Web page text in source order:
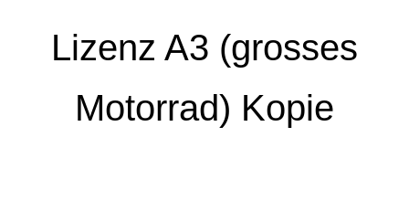
Lizenz A3 (grosses
Motorrad) Kopie